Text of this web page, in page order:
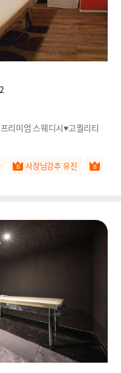
리미엄 스웨디시♥고퀄리티
사장님강추 유진 사장